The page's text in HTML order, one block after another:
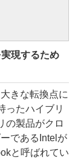
現するため
きな転換点に
ったハイブリ
の製品がクロ
であるIntelが
と呼ばれてい